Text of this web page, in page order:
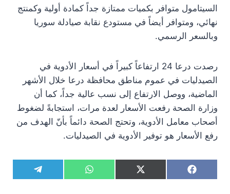
السيتامول متوافر بكميات ممتازة جداً كمادة أولية وكمنتج
نهائي، ومتوافر أيضاً في مستودع نقابة صيادلة سوريا
وبالسعر الرسمي.
رصدت درعا 24 ارتفاعاً كبيراً في أسعار الأدوية في
الصيدليات في عموم مناطق محافظة درعا خلال الأشهر
الماضية، ووصل الارتفاع إلى نسب عالية جداً، كما أن
وزارة الصحة رفعت الأسعار لعدة مرات، استجابةً لضغوط
أصحاب معامل الأدوية، وتحتج الصحة دائماً بأنّ الهدف من
رفع الأسعار هو توفير الأدوية في الصيدليات.
S
h
F
a
S
h
X
(
S
h
W
h
S
h
T
e